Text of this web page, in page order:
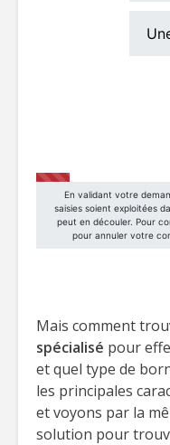
Mais comment
spécialisé pour
et quel type de
les principales
et voyons par la
solution pour